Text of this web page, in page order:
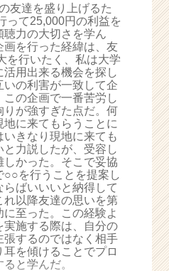
友達を盛り上げるた
って25,000円の利益を
聴力の大切さを学ん
画を行った経緯は、友
を行いたく、私は大学
用出来る機会を探し
いの利害が一致して企
の企画で一番苦労し
りが強すぎた点だ。何
に来てもらうことに
きなり現地に来ても
と力説したが、受容し
しかった。そこで妥協
○○を行うことを提案し
らばいいいと納得して
れ以降友達の思いを第
至った。この経験よ
実施する際は、自分の
張するのではなく相手
を傾けることでプロ
と学んだ。